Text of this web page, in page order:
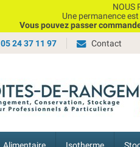
NOUS
Une permanence
Vous pouvez passer
05 24 37 11 97 Contact